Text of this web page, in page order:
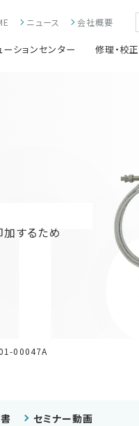
ーションセンター 修理・校正
ニュース 会社概要
するため
00047A
セミナー動画